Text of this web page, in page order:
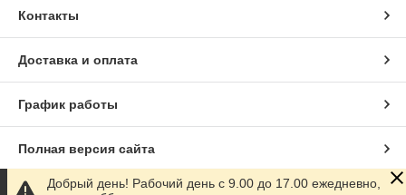
Контакты
Доставка и оплата
График работы
Полная версия сайта
Добрый день! Рабочий день с 9.00 до 17.00 ежедневно,